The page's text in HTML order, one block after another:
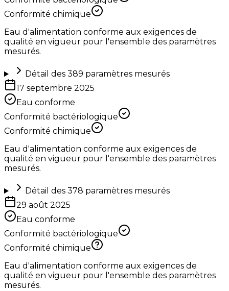
Conformité chimique
Eau d'alimentation conforme aux exigences de
qualité en vigueur pour l'ensemble des paramètres
mesurés.
Détail des 389 paramètres mesurés
17 septembre 2025
Eau conforme
Conformité bactériologique
Conformité chimique
Eau d'alimentation conforme aux exigences de
qualité en vigueur pour l'ensemble des paramètres
mesurés.
Détail des 378 paramètres mesurés
29 août 2025
Eau conforme
Conformité bactériologique
Conformité chimique
Eau d'alimentation conforme aux exigences de
qualité en vigueur pour l'ensemble des paramètres
mesurés.